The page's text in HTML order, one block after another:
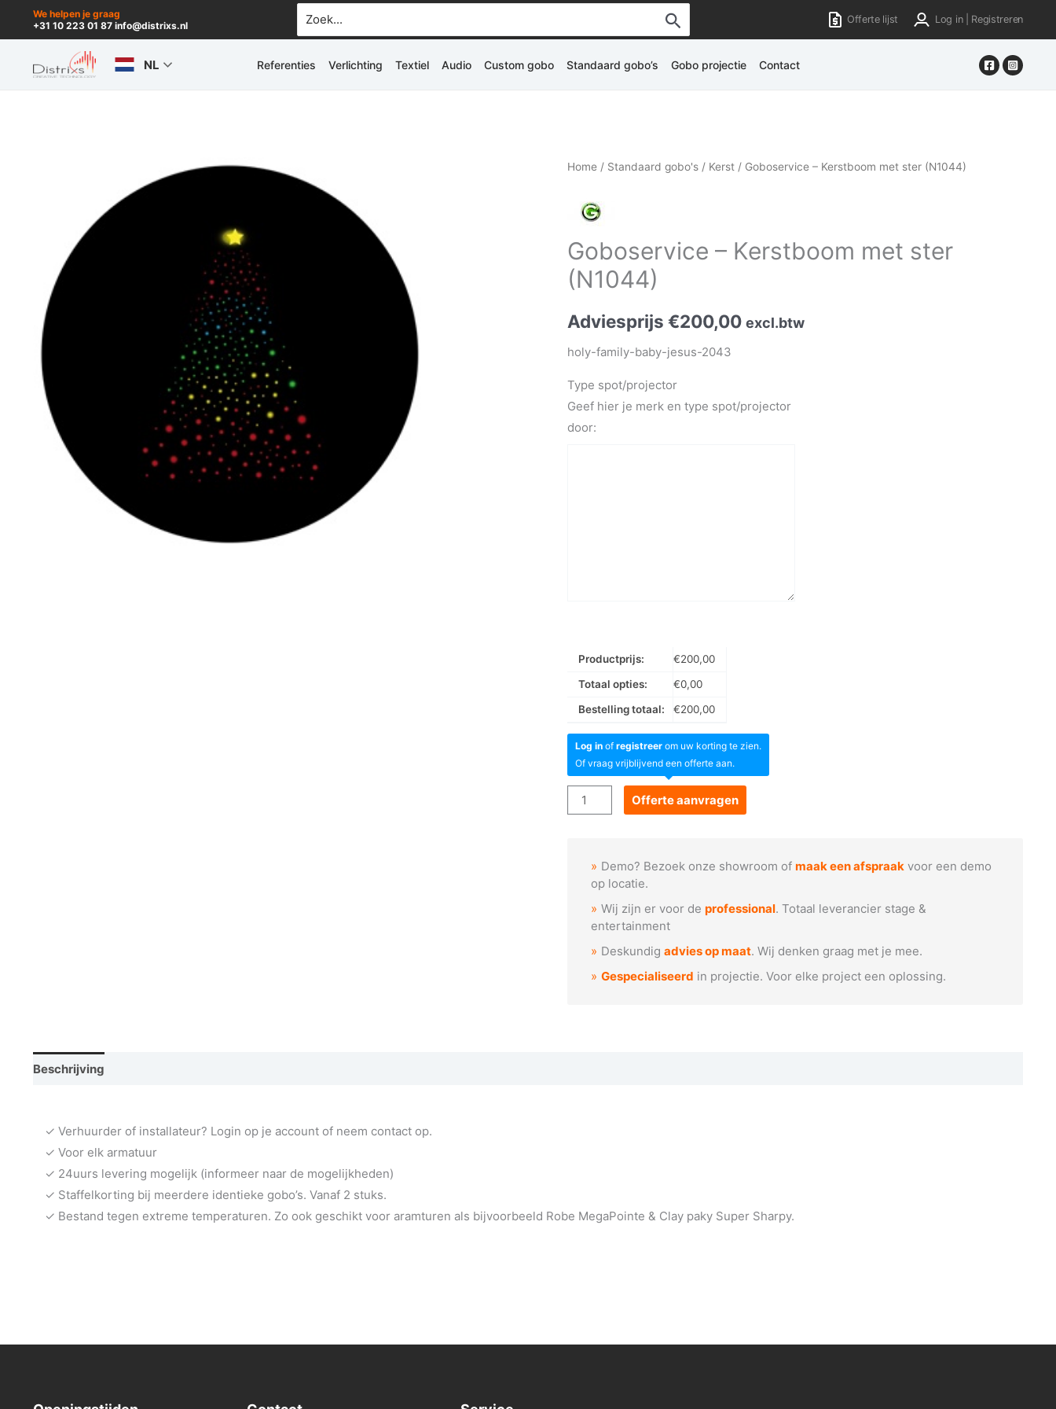
inhoud
We helpen je graag
+31 10 223 01 87 info@distrixs.nl
Zoek
naar:
Offerte lijst Log in | Registreren
NL Referenties Verlichting Textiel Audio Custom gobo Standaard gobo’s Gobo projectie Contact
Home / Standaard gobo's / Kerst / Goboservice – Kerstboom met ster (N1044)
Goboservice – Kerstboom met ster
(N1044)
Adviesprijs€200,00 excl.btw
holy-family-baby-jesus-2043
Type spot/projector
Geef hier je merk en type spot/projector
door:
Productprijs: €200,00
Totaal opties:
€0,00
Bestelling totaal:
€200,00
Log in ofregistreer om uw korting te zien.
Of vraag vrijblijvend een offerte aan.
Goboservice
-
(N1044)
aantal
Offerte aanvragen
Demo? Bezoek onze showroom ofmaak een afspraak voor een demo
op locatie.
Wij zijn er voor deprofessional. Totaal leverancier stage &
entertainment
Deskundigadvies op maat. Wij denken graag met je mee.
Gespecialiseerd in projectie. Voor elke project een oplossing.
Beschrijving
✓ Verhuurder of installateur? Login op je account of neem contact op.
✓ Voor elk armatuur
✓ 24uurs levering mogelijk (informeer naar de mogelijkheden)
✓ Staffelkorting bij meerdere identieke gobo’s. Vanaf 2 stuks.
✓ Bestand tegen extreme temperaturen. Zo ook geschikt voor aramturen als bijvoorbeeld Robe MegaPointe & Clay paky Super Sharpy.